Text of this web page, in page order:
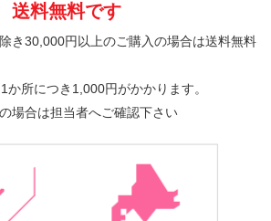
送料無料です
き30,000円以上のご購入の場合は送料無料
所につき1,000円がかかります。
場合は担当者へご確認下さい